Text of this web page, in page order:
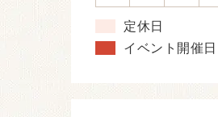
2
3
9
10 11 12